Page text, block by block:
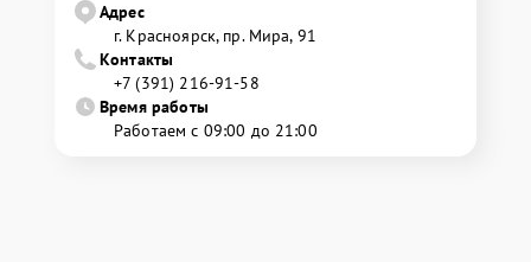
Адрес
г. Красноярск, ​пр. Мира, 91
Контакты
+7 (391) 216-91-58
Время работы
Работаем с 09:00 до 21:00